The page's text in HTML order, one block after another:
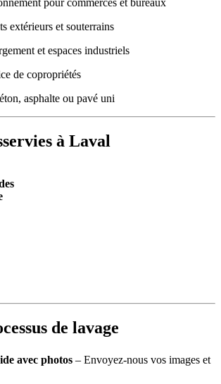
extérieurs et souterrains
et espaces industriels
de copropriétés
asphalte ou pavé uni
à Laval
de lavage
avec photos – Envoyez-nous vos images et